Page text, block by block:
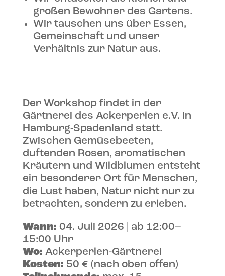
großen Bewohner des Gartens.
Wir tauschen uns über Essen,
Gemeinschaft und unser
Verhältnis zur Natur aus.
Der Workshop findet in der
Gärtnerei des Ackerperlen e.V. in
Hamburg-Spadenland statt.
Zwischen Gemüsebeeten,
duftenden Rosen, aromatischen
Kräutern und Wildblumen entsteht
ein besonderer Ort für Menschen,
die Lust haben, Natur nicht nur zu
betrachten, sondern zu erleben.
Wann: 04. Juli 2026 | ab 12:00–
15:00 Uhr
Wo: Ackerperlen-Gärtnerei
Kosten: 50 € (nach oben offen)